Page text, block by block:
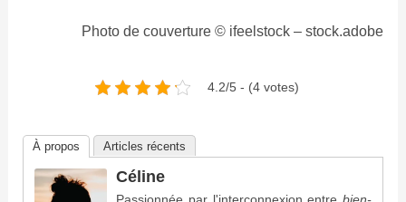
Photo de couverture © ifeelstock – stock.adobe
4.2/5 - (4 votes)
À propos Articles récents
Céline
Passionnée par l'interconnexion entrebien-